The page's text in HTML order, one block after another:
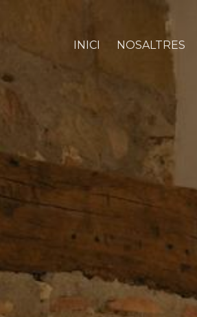
INICI NOSALTRES